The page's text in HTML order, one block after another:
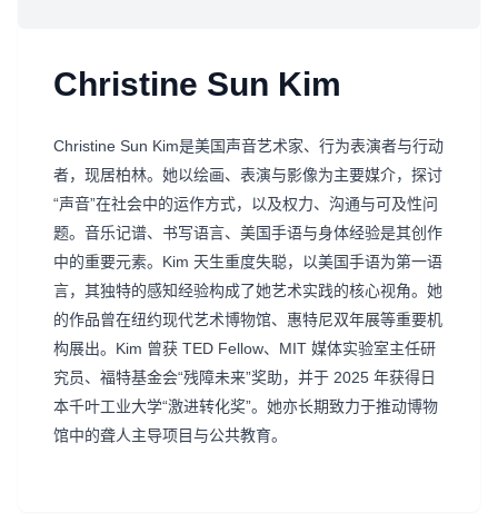
Christine Sun Kim
Christine Sun Kim是美国声音艺术家、行为表演者与行动
者，现居柏林。她以绘画、表演与影像为主要媒介，探讨
“声音”在社会中的运作方式，以及权力、沟通与可及性问
题。音乐记谱、书写语言、美国手语与身体经验是其创作
中的重要元素。Kim 天生重度失聪，以美国手语为第一语
言，其独特的感知经验构成了她艺术实践的核心视角。她
的作品曾在纽约现代艺术博物馆、惠特尼双年展等重要机
构展出。Kim 曾获 TED Fellow、MIT 媒体实验室主任研
究员、福特基金会“残障未来”奖助，并于 2025 年获得日
本千叶工业大学“激进转化奖”。她亦长期致力于推动博物
馆中的聋人主导项目与公共教育。